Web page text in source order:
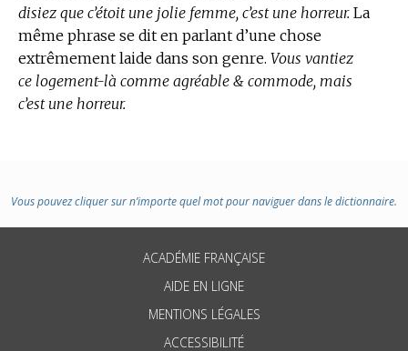
disiez que c’étoit une jolie femme, c’est une horreur. La
même phrase se dit en parlant d’une chose
extrêmement laide dans son genre. Vous vantiez
ce logement-là comme agréable & commode, mais
c’est une horreur.
Vous pouvez cliquer sur n’importe quel mot pour naviguer dans le dictionnaire.
ACADÉMIE FRANÇAISE
AIDE EN LIGNE
MENTIONS LÉGALES
ACCESSIBILITÉ